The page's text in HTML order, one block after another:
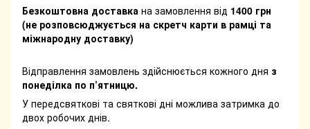
Безкоштовна доставка на замовлення від 1400 грн
(не розповсюджується на скретч карти в рамці та
міжнародну доставку)
Відправлення замовлень здійснюється кожного дня з
понеділка по п’ятницю.
У передсвяткові та святкові дні можлива затримка до
двох робочих днів.